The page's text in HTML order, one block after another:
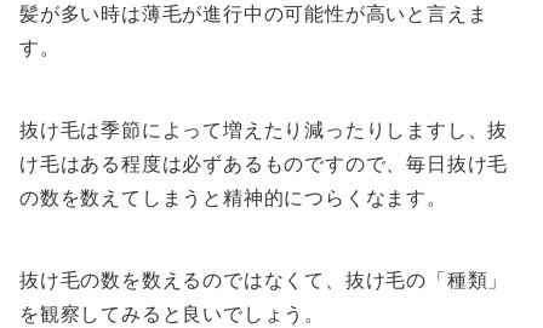
髪が多い時は薄毛が進行中の可能性が高いと言えま
す。
抜け毛は季節によって増えたり減ったりしますし、抜
け毛はある程度は必ずあるものですので、毎日抜け毛
の数を数えてしまうと精神的につらくなます。
抜け毛の数を数えるのではなくて、抜け毛の「種類」
を観察してみると良いでしょう。